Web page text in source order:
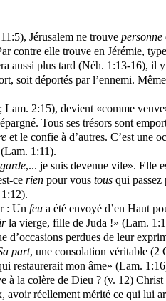
Jérusalem ne trouve personne
contre elle trouve en Jérémie,
aussi plus tard (Néh. 1:13-16), il
soit déportés par l’ennemi.
Lam. 2:15), devient «comme
Tous ses trésors sont
et le confie à d’autres. C’est une
1:11).
,... je suis devenue vile». Elle
ce rienpour vous tousqui passez
: Un feua été envoyé d’en Haut
la vierge, fille de Juda !» (Lam.
d’occasions perdues de leur
part, une consolation véritable (2
restaurerait mon âme» (Lam.
à la colère de Dieu ? (v. 12) Christ
avoir réellement mérité ce qui lui